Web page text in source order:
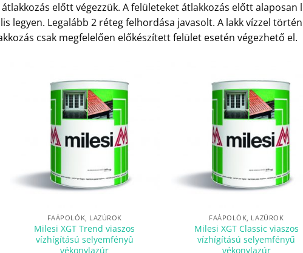
előtt végezzük. A felületeket átlakkozás előtt
legyen. Legalább 2 réteg felhordása javasolt. A lakk vízzel
csak megfelelően előkészített felület esetén végezhető el.
FAÁPOLÓK, LAZÚROK
Milesi XGT Trend viaszos
vízhígítású selyemfényû
vékonylazúr
FAÁPOLÓK, LAZÚROK
Milesi XGT Classic viaszos
vízhígítású selyemfényű
vékonylazúr